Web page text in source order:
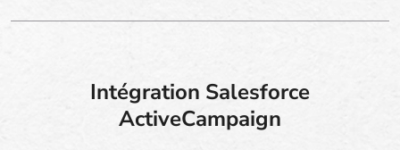
Intégration Salesforce
ActiveCampaign